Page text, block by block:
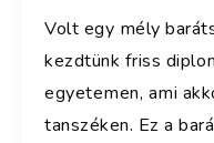
Volt egy mély
kezdtünk friss
egyetemen, ami
tanszéken. Ez a